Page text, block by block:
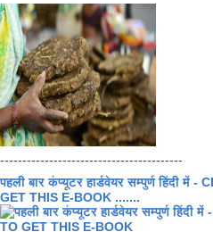
-----------------------------------------
पहली बार कंप्यूटर हार्डवेयर सम्पुर्ण हिंदी
GET THIS E-BOOK .......